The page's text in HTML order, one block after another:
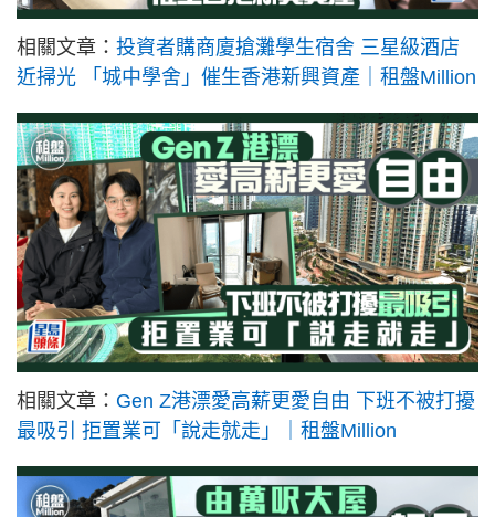
相關文章： 投資者購商廈搶灘學生宿舍 三星級酒店
近掃光 「城中學舍」催生香港新興資產｜租盤Million
相關文章： Gen Z港漂愛高薪更愛自由 下班不被打擾
最吸引 拒置業可「說走就走」｜租盤Million